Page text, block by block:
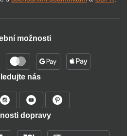
možnosti
nás
dopravy